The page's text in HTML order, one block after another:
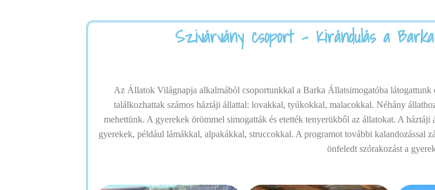
Szivárvány csoport - Kirándulás a Barka
Az Állatok Világnapja alkalmából csoportunkkal a Barka Állatsimogatóba
találkozhattak számos háztáji állattal: lovakkal, tyúkokkal, malacokkal. Néhány
mehettünk. A gyerekek örömmel simogatták és etették tenyerükből az állatokat. A
gyerekek, például lámákkal, alpakákkal, struccokkal. A programot további kalandozással
önfeledt szórakozást a